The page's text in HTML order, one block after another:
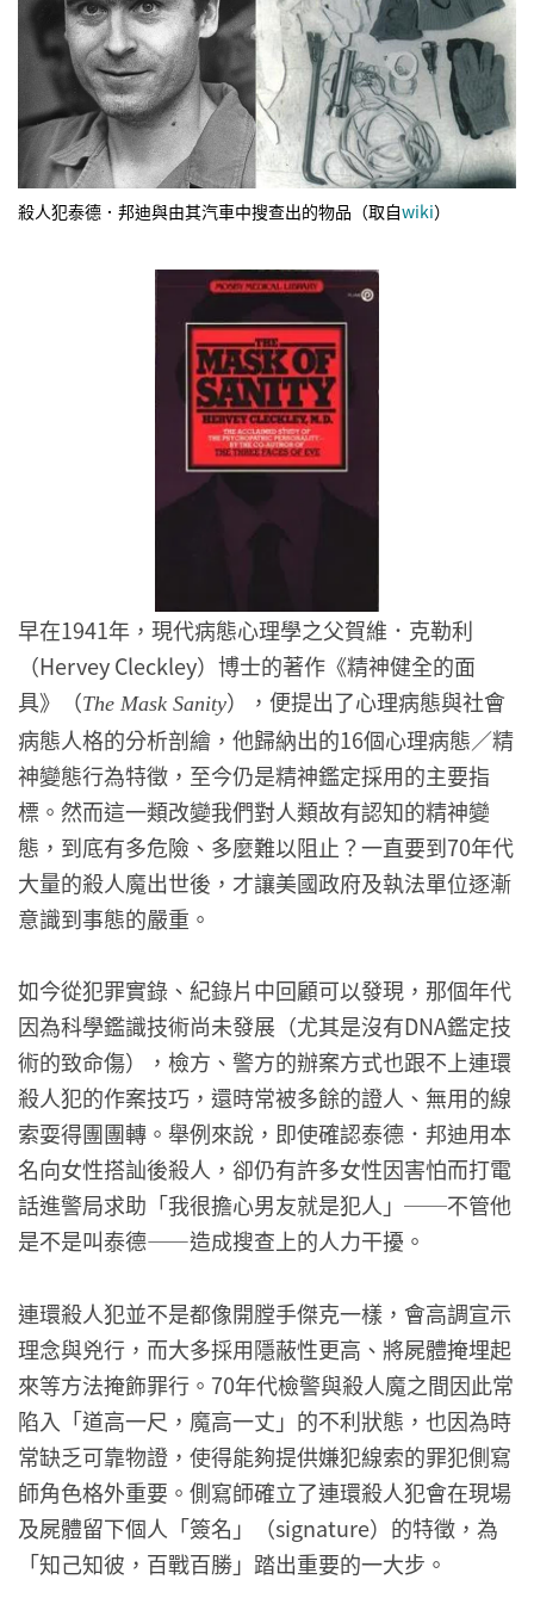
殺人犯泰德．邦迪與由其汽車中搜查出的物品（取自wiki）
早在1941年，現代病態心理學之父賀維．克勒利
（Hervey Cleckley）博士的著作《精神健全的面
具》（The Mask Sanity），便提出了心理病態與社會
病態人格的分析剖繪，他歸納出的16個心理病態／精
神變態行為特徵，至今仍是精神鑑定採用的主要指
標。然而這一類改變我們對人類故有認知的精神變
態，到底有多危險、多麼難以阻止？一直要到70年代
大量的殺人魔出世後，才讓美國政府及執法單位逐漸
意識到事態的嚴重。
如今從犯罪實錄、紀錄片中回顧可以發現，那個年代
因為科學鑑識技術尚未發展（尤其是沒有DNA鑑定技
術的致命傷），檢方、警方的辦案方式也跟不上連環
殺人犯的作案技巧，還時常被多餘的證人、無用的線
索耍得團團轉。舉例來說，即使確認泰德．邦迪用本
名向女性搭訕後殺人，卻仍有許多女性因害怕而打電
話進警局求助「我很擔心男友就是犯人」──不管他
是不是叫泰德——造成搜查上的人力干擾。
連環殺人犯並不是都像開膛手傑克一樣，會高調宣示
理念與兇行，而大多採用隱蔽性更高、將屍體掩埋起
來等方法掩飾罪行。70年代檢警與殺人魔之間因此常
陷入「道高一尺，魔高一丈」的不利狀態，也因為時
常缺乏可靠物證，使得能夠提供嫌犯線索的罪犯側寫
師角色格外重要。側寫師確立了連環殺人犯會在現場
及屍體留下個人「簽名」（signature）的特徵，為
「知己知彼，百戰百勝」踏出重要的一大步。